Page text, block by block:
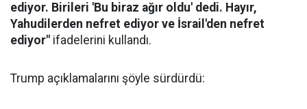
ediyor. Birileri 'Bu biraz ağır oldu' dedi. Hayır,
Yahudilerden nefret ediyor ve İsrail'den nefret
ediyor" ifadelerini kullandı.
Trump açıklamalarını şöyle sürdürdü: